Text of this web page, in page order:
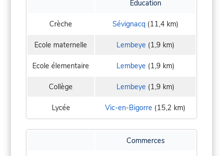
Education
Crèche Sévignacq(11,4 km)
Ecole maternelle Lembeye (1,9 km)
Ecole élementaire Lembeye (1,9 km)
Collège Lembeye (1,9 km)
Lycée Vic-en-Bigorre (15,2 km)
Commerces